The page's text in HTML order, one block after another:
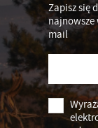
Zapisz się
najnowsze
mail